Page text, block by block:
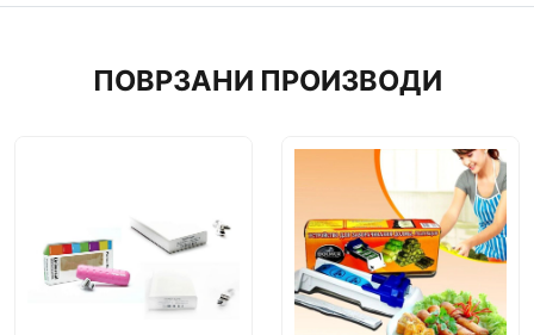
ПОВРЗАНИ ПРОИЗВОДИ